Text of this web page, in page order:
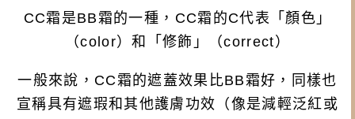
CC霜是BB霜的一種， CC霜的C代表「顏色」
（color）和「修飾」（correct ）
一般來說， CC霜的遮蓋效果比BB霜好，同樣也
宣稱具有遮瑕和其他護膚功效（像是減輕泛紅或